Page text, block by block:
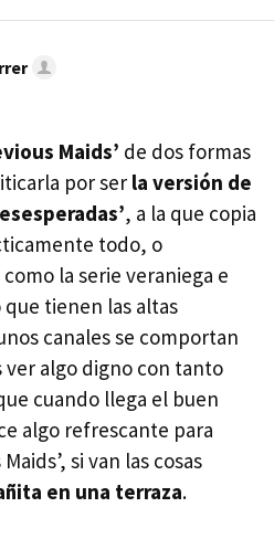
Maids’ de dos formas
por ser la versión de
, a la que copia
todo, o
la serie veraniega e
que tienen las altas
canales se comportan
ver algo digno con tanto
cuando llega el buen
algo refrescante para
si van las cosas
en una terraza.